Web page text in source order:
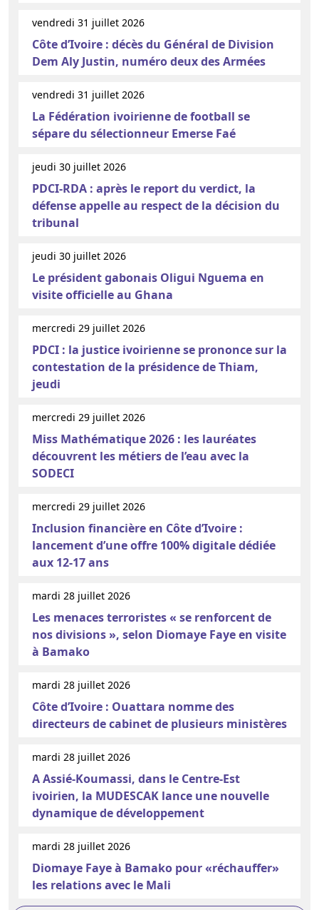
vendredi 31 juillet 2026
Côte d’Ivoire : décès du Général de Division
Dem Aly Justin, numéro deux des Armées
vendredi 31 juillet 2026
La Fédération ivoirienne de football se
sépare du sélectionneur Emerse Faé
jeudi 30 juillet 2026
PDCI-RDA : après le report du verdict, la
défense appelle au respect de la décision du
tribunal
jeudi 30 juillet 2026
Le président gabonais Oligui Nguema en
visite officielle au Ghana
mercredi 29 juillet 2026
PDCI : la justice ivoirienne se prononce sur la
contestation de la présidence de Thiam,
jeudi
mercredi 29 juillet 2026
Miss Mathématique 2026 : les lauréates
découvrent les métiers de l’eau avec la
SODECI
mercredi 29 juillet 2026
Inclusion financière en Côte d’Ivoire :
lancement d’une offre 100% digitale dédiée
aux 12-17 ans
mardi 28 juillet 2026
Les menaces terroristes « se renforcent de
nos divisions », selon Diomaye Faye en visite
à Bamako
mardi 28 juillet 2026
Côte d’Ivoire : Ouattara nomme des
directeurs de cabinet de plusieurs ministères
mardi 28 juillet 2026
A Assié-Koumassi, dans le Centre-Est
ivoirien, la MUDESCAK lance une nouvelle
dynamique de développement
mardi 28 juillet 2026
Diomaye Faye à Bamako pour «réchauffer»
les relations avec le Mali